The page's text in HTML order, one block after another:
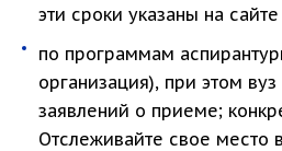
эти сроки указаны на сайте
по программам
организация), при этом
заявлений о приеме;
Отслеживайте свое место